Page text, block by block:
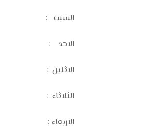
السبت : 10 ص : 6 م
الاحد : 10 ص : 6 م
الاثنين : 10 ص : 6 م
الثلاثاء : 10 ص : 6 م
الاربعاء : 10 ص : 6 م